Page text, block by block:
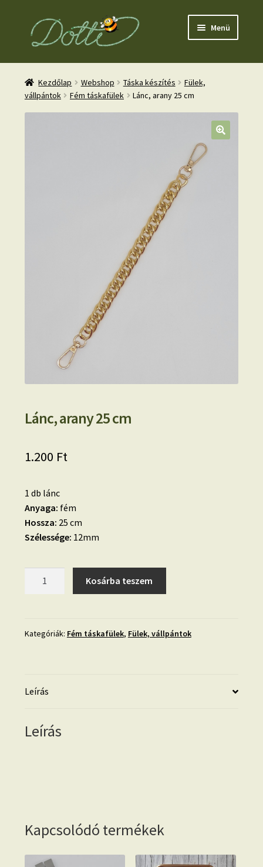
Ugrás
Kilépés
Menü
Kezdőlap Webshop Táska készítés
Fülek,
vállpántok
Fém táskafülek Lánc, arany 25 cm
Lánc, arany 25 cm
1.200 Ft
1 db lánc
Anyaga: fém
Hossza: 25 cm
Szélessége: 12mm
mennyiség
Kosárba teszem
Kategóriák: Fém táskafülek, Fülek, vállpántok
Leírás
Leírás
Kapcsolódó termékek